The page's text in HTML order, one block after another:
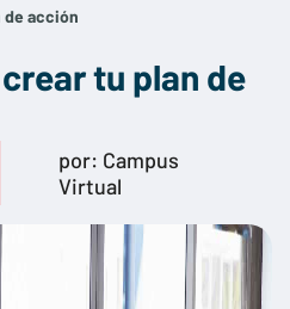
de acción
tu plan de
por: Campus
Virtual